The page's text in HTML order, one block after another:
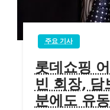
주요 기사
롯데쇼핑
빈 회장, 담
분에도 유